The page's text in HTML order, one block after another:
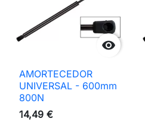

AMORTECEDOR
UNIVERSAL - 600mm
800N
14,49 €